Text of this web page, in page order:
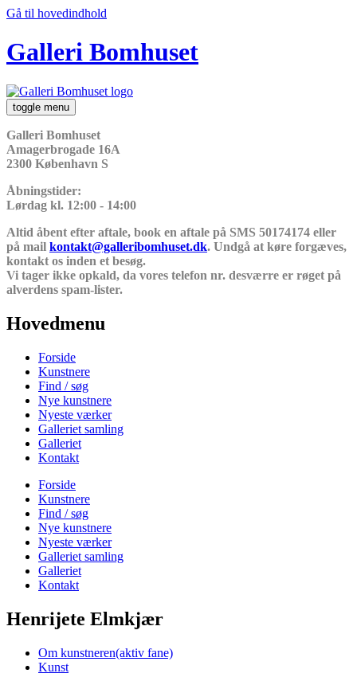
Gå til hovedindhold
Galleri Bomhuset
toggle menu
Galleri Bomhuset
Amagerbrogade 16A
2300 København S
Åbningstider:
Lørdag kl. 12:00 - 14:00
Altid åbent efter aftale, book en aftale på SMS 50174174 eller
på mail kontakt@galleribomhuset.dk. Undgå at køre forgæves,
kontakt os inden et besøg.
Vi tager ikke opkald, da vores telefon nr. desværre er røget på
alverdens spam-lister.
Hovedmenu
Forside
Kunstnere
Find / søg
Nye kunstnere
Nyeste værker
Galleriet samling
Galleriet
Kontakt
Forside
Kunstnere
Find / søg
Nye kunstnere
Nyeste værker
Galleriet samling
Galleriet
Kontakt
Henrijete Elmkjær
Om kunstneren(aktiv fane)
Kunst